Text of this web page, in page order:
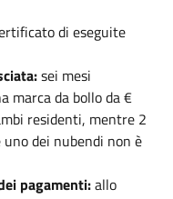
di eseguite
sei mesi
marca da bollo da €
residenti, mentre 2
dei nubendi non è
pagamenti:allo